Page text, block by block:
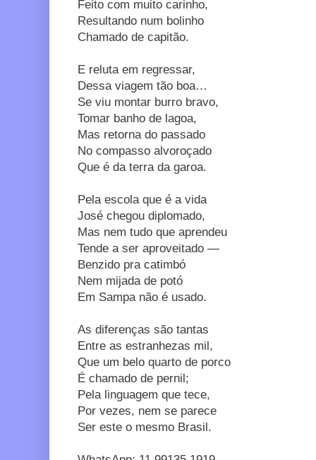
Feito com muito carinho,
Resultando num bolinho
Chamado de capitão.
E reluta em regressar,
Dessa viagem tão boa…
Se viu montar burro bravo,
Tomar banho de lagoa,
Mas retorna do passado
No compasso alvoroçado
Que é da terra da garoa.
Pela escola que é a vida
José chegou diplomado,
Mas nem tudo que aprendeu
Tende a ser aproveitado —
Benzido pra catimbó
Nem mijada de potó
Em Sampa não é usado.
As diferenças são tantas
Entre as estranhezas mil,
Que um belo quarto de porco
É chamado de pernil;
Pela linguagem que tece,
Por vezes, nem se parece
Ser este o mesmo Brasil.